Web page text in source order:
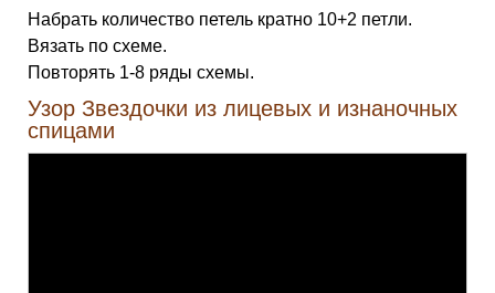
Набрать количество петель кратно 10+2 петли.
Вязать по схеме.
Повторять 1-8 ряды схемы.
Узор Звездочки из лицевых и изнаночных
спицами